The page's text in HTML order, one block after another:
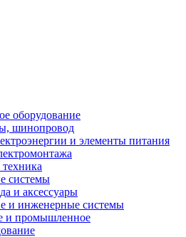
оборудование
шинопровод
и элементы питания
системы
и аксессуары
и инженерные системы
и промышленное